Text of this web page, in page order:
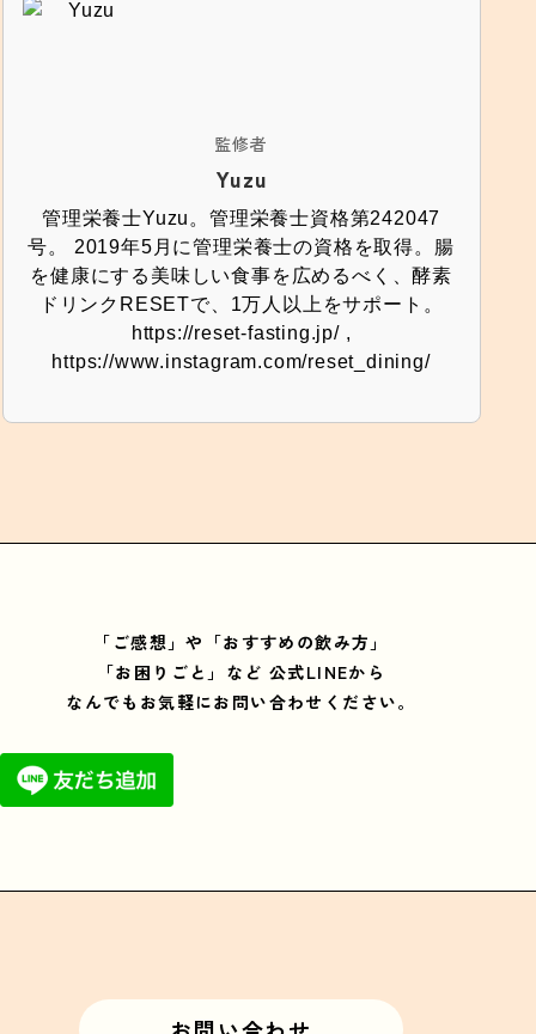
監修者
Yuzu
管理栄養士Yuzu。管理栄養士資格第242047
号。 2019年5月に管理栄養士の資格を取得。腸
を健康にする美味しい食事を広めるべく、酵素
ドリンクRESETで、1万人以上をサポート。
https://reset-fasting.jp/ ,
https://www.instagram.com/reset_dining/
「ご感想」や「おすすめの飲み方」
「お困りごと」など 公式LINEから
なんでもお気軽にお問い合わせください。